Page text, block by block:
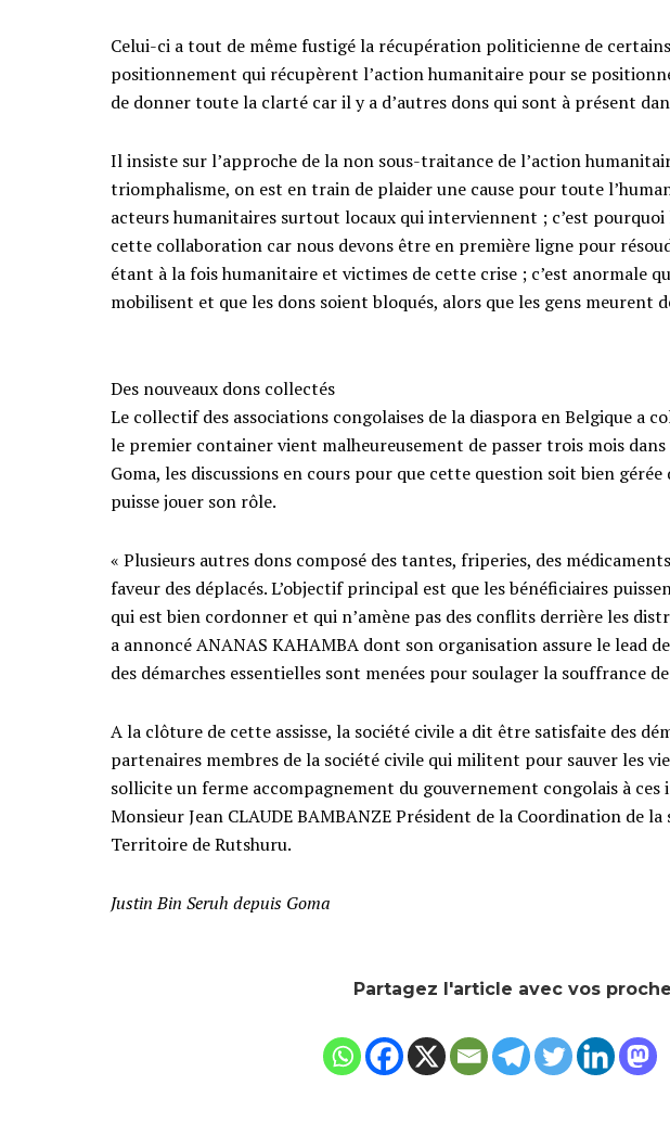
Celui-ci a tout de même fustigé la récupération politicienne de
positionnement qui récupèrent l’action humanitaire pour se
de donner toute la clarté car il y a d’autres dons qui sont à présent
Il insiste sur l’approche de la non sous-traitance de l’action
triomphalisme, on est en train de plaider une cause pour toute
acteurs humanitaires surtout locaux qui interviennent ; c’est
cette collaboration car nous devons être en première ligne pour
étant à la fois humanitaire et victimes de cette crise ; c’est anormale
mobilisent et que les dons soient bloqués, alors que les gens meurent
Des nouveaux dons collectés
Le collectif des associations congolaises de la diaspora en Belgique a
le premier container vient malheureusement de passer trois mois dans
Goma, les discussions en cours pour que cette question soit bien
puisse jouer son rôle.
« Plusieurs autres dons composé des tantes, friperies, des
faveur des déplacés. L’objectif principal est que les bénéficiaires
qui est bien cordonner et qui n’amène pas des conflits derrière les
a annoncé ANANAS KAHAMBA dont son organisation assure le lead
des démarches essentielles sont menées pour soulager la souffrance
A la clôture de cette assisse, la société civile a dit être satisfaite des
partenaires membres de la société civile qui militent pour sauver les
sollicite un ferme accompagnement du gouvernement congolais à
Monsieur Jean CLAUDE BAMBANZE Président de la Coordination de
Territoire de Rutshuru.
Justin Bin Seruh depuis Goma
Partagez l'article avec vos